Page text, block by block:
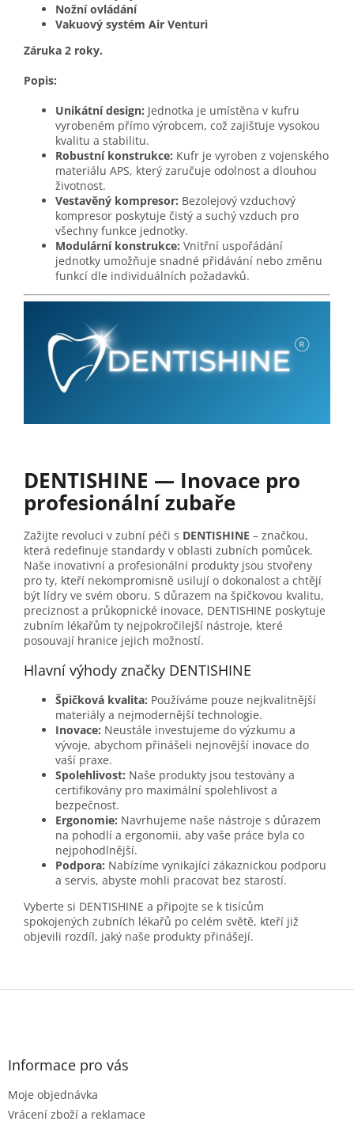
Nožní ovládání
Vakuový systém Air Venturi
Záruka 2 roky.
Popis:
Unikátní design: Jednotka je umístěna v kufru
vyrobeném přímo výrobcem, což zajišťuje vysokou
kvalitu a stabilitu.
Robustní konstrukce: Kufr je vyroben z vojenského
materiálu APS, který zaručuje odolnost a dlouhou
životnost.
Vestavěný kompresor: Bezolejový vzduchový
kompresor poskytuje čistý a suchý vzduch pro
všechny funkce jednotky.
Modulární konstrukce: Vnitřní uspořádání
jednotky umožňuje snadné přidávání nebo změnu
funkcí dle individuálních požadavků.
DENTISHINE — Inovace pro
profesionální zubaře
Zažijte revoluci v zubní péči s DENTISHINE – značkou,
která redefinuje standardy v oblasti zubních pomůcek.
Naše inovativní a profesionální produkty jsou stvořeny
pro ty, kteří nekompromisně usilují o dokonalost a chtějí
být lídry ve svém oboru. S důrazem na špičkovou kvalitu,
preciznost a průkopnické inovace, DENTISHINE poskytuje
zubním lékařům ty nejpokročilejší nástroje, které
posouvají hranice jejich možností.
Hlavní výhody značky DENTISHINE
Špičková kvalita: Používáme pouze nejkvalitnější
materiály a nejmodernější technologie.
Inovace: Neustále investujeme do výzkumu a
vývoje, abychom přinášeli nejnovější inovace do
vaší praxe.
Spolehlivost: Naše produkty jsou testovány a
certifikovány pro maximální spolehlivost a
bezpečnost.
Ergonomie: Navrhujeme naše nástroje s důrazem
na pohodlí a ergonomii, aby vaše práce byla co
nejpohodlnější.
Podpora: Nabízíme vynikající zákaznickou podporu
a servis, abyste mohli pracovat bez starostí.
Vyberte si DENTISHINE a připojte se k tisícům
spokojených zubních lékařů po celém světě, kteří již
objevili rozdíl, jaký naše produkty přinášejí.
Z
Informace pro vás
Moje objednávka
Vrácení zboží a reklamace